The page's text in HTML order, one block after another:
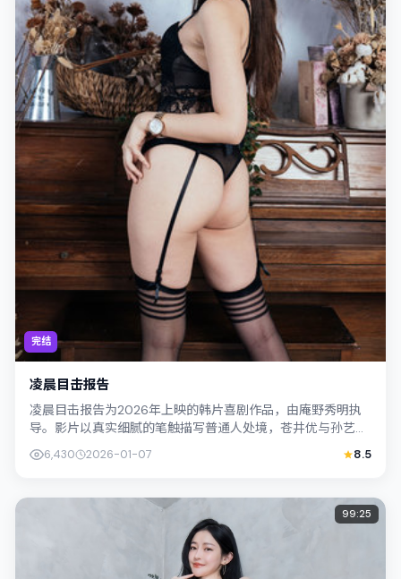
完结
凌晨目击报告
凌晨目击报告为2026年上映的韩片喜剧作品，由庵野秀明执
导。影片以真实细腻的笔触描写普通人处境，苍井优与孙艺珍
的对手戏张力十足，情节层层推进，适...
6,430 2026-01-07 8.5
99:25